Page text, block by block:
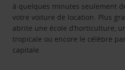
à quelques minutes seulement
votre voiture de location. Plus
abrite une école d’horticulture,
tropicale ou encore le célèbre
capitale.